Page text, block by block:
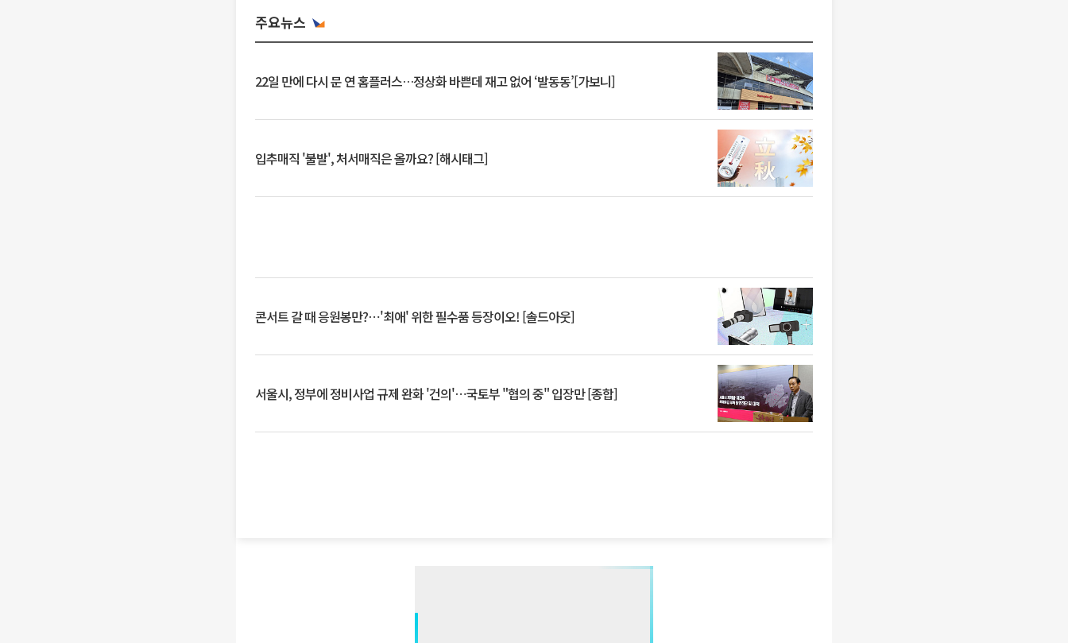
주요뉴스
22일 만에 다시 문 연 홈플러스…정상화 바쁜데 재고 없어 ‘발동동’[가보니]
입추매직 '불발', 처서매직은 올까요? [해시태그]
콘서트 갈 때 응원봉만?⋯'최애' 위한 필수품 등장이오! [솔드아웃]
서울시, 정부에 정비사업 규제 완화 '건의'⋯국토부 "협의 중" 입장만 [종합]